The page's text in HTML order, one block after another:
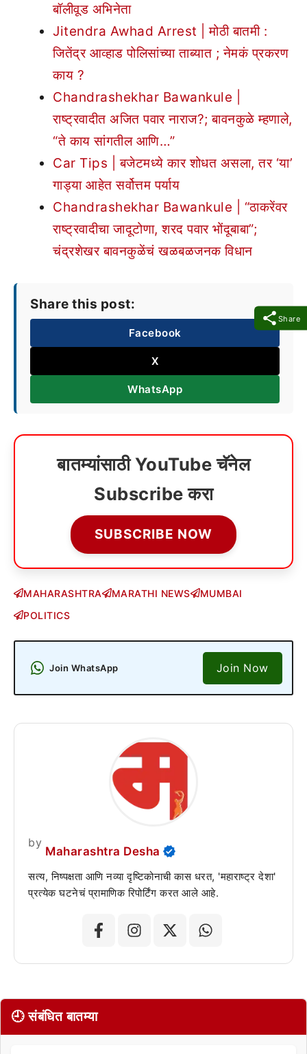
Share
बॉलीवूड अभिनेता
Jitendra Awhad Arrest | मोठी बातमी :
जितेंद्र आव्हाड पोलिसांच्या ताब्यात ; नेमकं प्रकरण
काय ?
Chandrashekhar Bawankule |
राष्ट्रवादीत अजित पवार नाराज?; बावनकुळे म्हणाले,
“ते काय सांगतील आणि…”
Car Tips | बजेटमध्ये कार शोधत असला, तर ‘या’
गाड्या आहेत सर्वोत्तम पर्याय
Chandrashekhar Bawankule | “ठाकरेंवर
राष्ट्रवादीचा जादूटोणा, शरद पवार भोंदूबाबा”;
चंद्रशेखर बावनकुळेंचं खळबळजनक विधान
Share this post:
Facebook
X
WhatsApp
बातम्यांसाठी YouTube चॅनेल
Subscribe करा
SUBSCRIBE NOW
MAHARASHTRA MARATHI NEWS
MUMBAI
POLITICS
Join WhatsApp Join Now
by
Maharashtra Desha
सत्य, निष्पक्षता आणि नव्या दृष्टिकोनाची कास धरत, 'महाराष्ट्र देशा'
प्रत्येक घटनेचं प्रामाणिक रिपोर्टिंग करत आले आहे.
🕘 संबंधित बातम्या